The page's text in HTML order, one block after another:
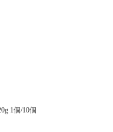
1個/10個